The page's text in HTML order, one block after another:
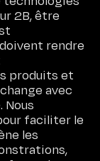
2B, être
rendre
produits et
avec
faciliter le
les